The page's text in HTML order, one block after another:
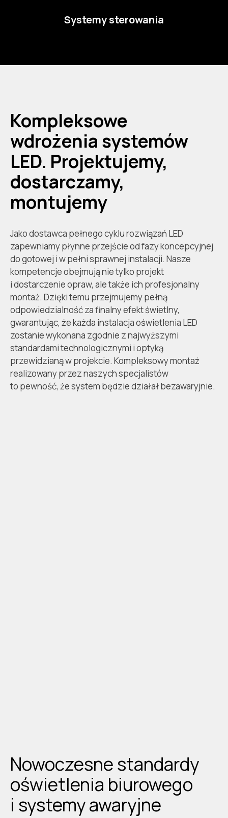
Systemy sterowania
Kompleksowe
wdrożenia systemów
LED. Projektujemy,
dostarczamy,
montujemy
Jako dostawca pełnego cyklu rozwiązań LED
zapewniamy płynne przejście od fazy koncepcyjnej
do gotowej i w pełni sprawnej instalacji. Nasze
kompetencje obejmują nie tylko projekt
i dostarczenie opraw, ale także ich profesjonalny
montaż. Dzięki temu przejmujemy pełną
odpowiedzialność za finalny efekt świetlny,
gwarantując, że każda instalacja oświetlenia LED
zostanie wykonana zgodnie z najwyższymi
standardami technologicznymi i optyką
przewidzianą w projekcie. Kompleksowy montaż
realizowany przez naszych specjalistów
to pewność, że system będzie działał bezawaryjnie.
Nowoczesne standardy
oświetlenia biurowego
i systemy awaryjne